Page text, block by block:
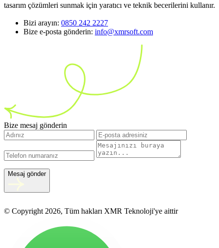
tasarım çözümleri sunmak için yaratıcı ve teknik becerilerini kullanır.
Bizi arayın: 0850 242 2227
Bize e-posta gönderin: info@xmrsoft.com
Bize mesaj gönderin
Mesaj gönder
© Copyright 2026, Tüm hakları XMR Teknoloji'ye aittir